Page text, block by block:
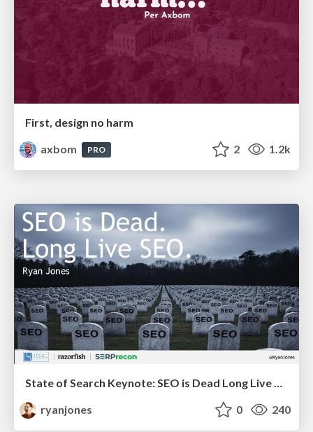
First, design no harm
axbom
PRO 2 1.2k
State of Search Keynote: SEO is Dead Long Live SEO
ryanjones
0 240